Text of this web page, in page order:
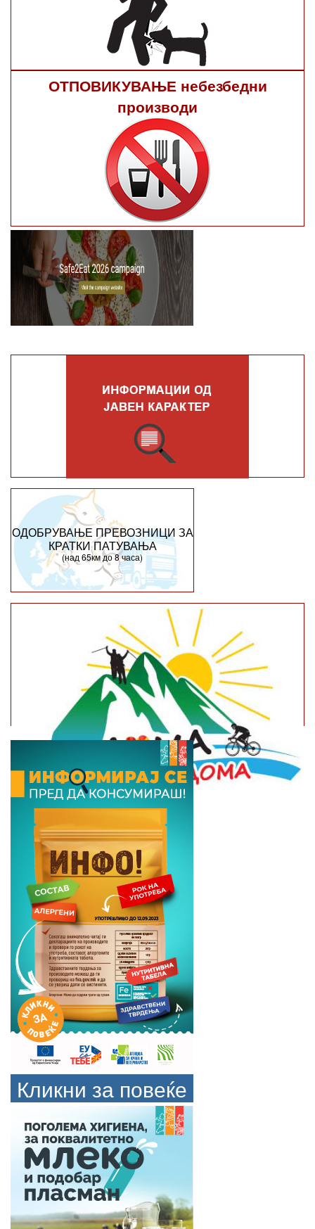
ОТПОВИКУВАЊЕ небезбедни
производи
ОДОБРУВАЊЕ ПРЕВОЗНИЦИ ЗА
КРАТКИ ПАТУВАЊА
(над 65км до 8 часа)
Кликни за повеќе